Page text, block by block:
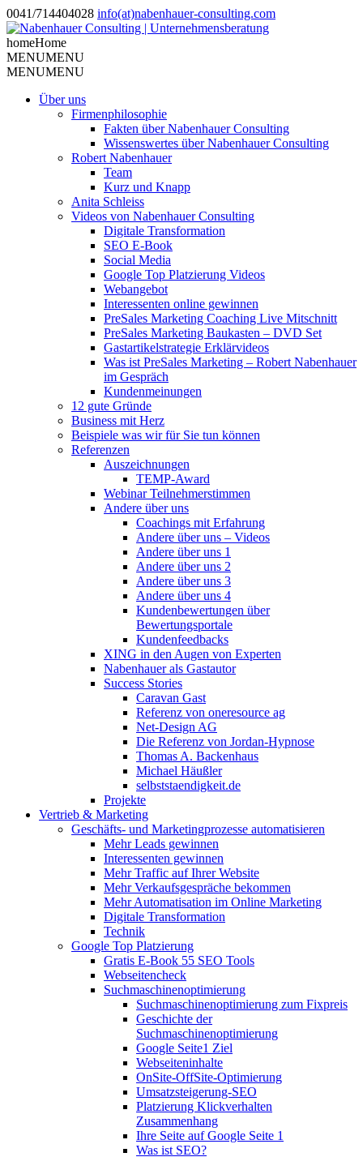
0041/714404028 info(at)nabenhauer-consulting.com
homeHome
MENUMENU
MENUMENU
Über uns
Firmenphilosophie
Fakten über Nabenhauer Consulting
Wissenswertes über Nabenhauer Consulting
Robert Nabenhauer
Team
Kurz und Knapp
Anita Schleiss
Videos von Nabenhauer Consulting
Digitale Transformation
SEO E-Book
Social Media
Google Top Platzierung Videos
Webangebot
Interessenten online gewinnen
PreSales Marketing Coaching Live Mitschnitt
PreSales Marketing Baukasten – DVD Set
Gastartikelstrategie Erklärvideos
Was ist PreSales Marketing – Robert Nabenhauer
im Gespräch
Kundenmeinungen
12 gute Gründe
Business mit Herz
Beispiele was wir für Sie tun können
Referenzen
Auszeichnungen
TEMP-Award
Webinar Teilnehmerstimmen
Andere über uns
Coachings mit Erfahrung
Andere über uns – Videos
Andere über uns 1
Andere über uns 2
Andere über uns 3
Andere über uns 4
Kundenbewertungen über
Bewertungsportale
Kundenfeedbacks
XING in den Augen von Experten
Nabenhauer als Gastautor
Success Stories
Caravan Gast
Referenz von oneresource ag
Net-Design AG
Die Referenz von Jordan-Hypnose
Thomas A. Backenhaus
Michael Häußler
selbststaendigkeit.de
Projekte
Vertrieb & Marketing
Geschäfts- und Marketingprozesse automatisieren
Mehr Leads gewinnen
Interessenten gewinnen
Mehr Traffic auf Ihrer Website
Mehr Verkaufsgespräche bekommen
Mehr Automatisation im Online Marketing
Digitale Transformation
Technik
Google Top Platzierung
Gratis E-Book 55 SEO Tools
Webseitencheck
Suchmaschinenoptimierung
Suchmaschinenoptimierung zum Fixpreis
Geschichte der
Suchmaschinenoptimierung
Google Seite1 Ziel
Webseiteninhalte
OnSite-OffSite-Optimierung
Umsatzsteigerung-SEO
Platzierung Klickverhalten
Zusammenhang
Ihre Seite auf Google Seite 1
Was ist SEO?